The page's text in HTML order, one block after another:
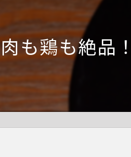
肉も鶏も絶品